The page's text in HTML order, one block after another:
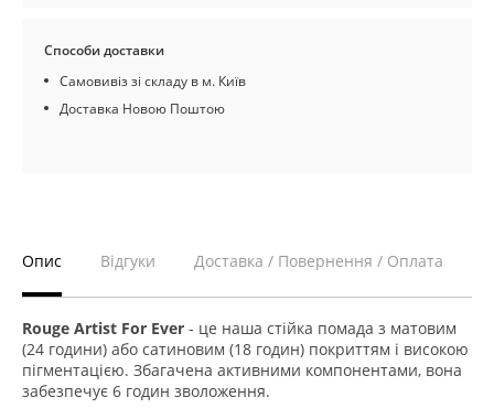
Способи доставки
Самовивіз зі складу в м. Київ
Доставка Новою Поштою
Опис Відгуки Доставка / Повернення / Оплата
Rouge Artist For Ever - це наша стійка помада з матовим
(24 години) або сатиновим (18 годин) покриттям і високою
пігментацією. Збагачена активними компонентами, вона
забезпечує 6 годин зволоження.